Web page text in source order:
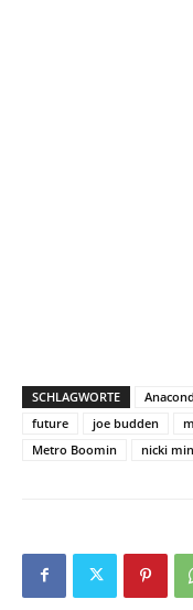
SCHLAGWORTE
future
joe budden
Metro Boomin
nicki